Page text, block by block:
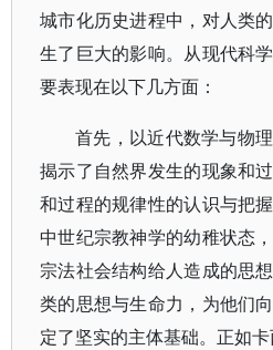
城市化历史进程中，对人类
生了巨大的影响。从现代科
要表现在以下几方面：
首先，以近代数学与物
揭示了自然界发生的现象和
和过程的规律性的认识与把
中世纪宗教神学的幼稚状态
宗法社会结构给人造成的思
类的思想与生命力，为他们
定了坚实的主体基础。正如